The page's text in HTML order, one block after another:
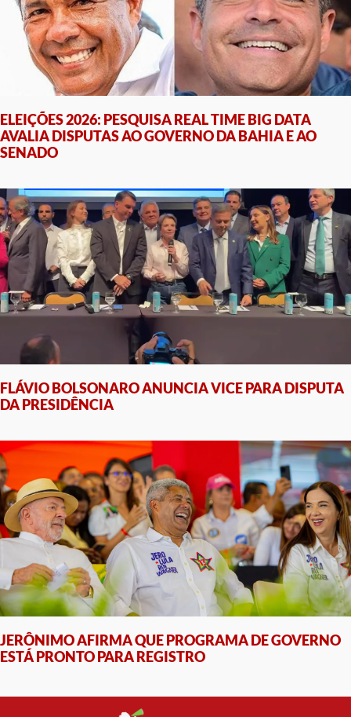
ELEIÇÕES 2026: PESQUISA REAL TIME BIG DATA
AVALIA DISPUTAS AO GOVERNO DA BAHIA E AO
SENADO
FLÁVIO BOLSONARO ANUNCIA VICE PARA DISPUTA
DA PRESIDÊNCIA
JERÔNIMO AFIRMA QUE PROGRAMA DE GOVERNO
ESTÁ PRONTO PARA REGISTRO